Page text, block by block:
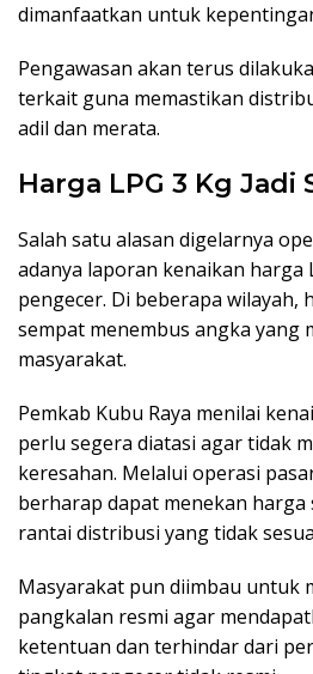
dimanfaatkan untuk
Pengawasan akan terus
terkait guna memastikan
adil dan merata.
Harga LPG 3 Kg Jadi
Salah satu alasan digelarnya
adanya laporan kenaikan harga
pengecer. Di beberapa wilayah,
sempat menembus angka yang
masyarakat.
Pemkab Kubu Raya menilai
perlu segera diatasi agar tidak
keresahan. Melalui operasi
berharap dapat menekan harga
rantai distribusi yang tidak
Masyarakat pun diimbau untuk
pangkalan resmi agar
ketentuan dan terhindar dari